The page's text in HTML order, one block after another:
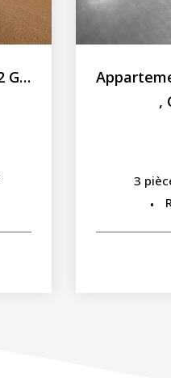
Appartement T3 56 m2 Gruson
,
3